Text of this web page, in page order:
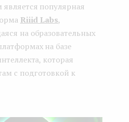
популярная
Riiid Labs,
на образовательных
на базе
которая
с подготовкой к